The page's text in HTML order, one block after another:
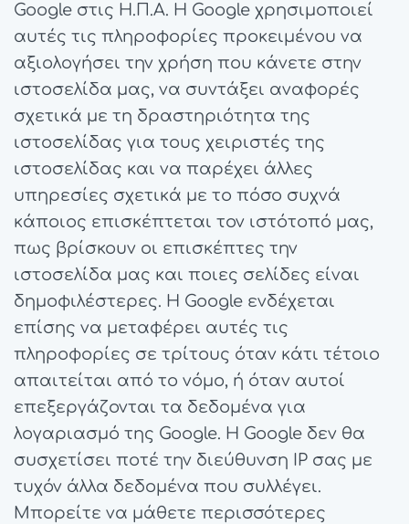
Google στις Η.Π.Α. Η Google χρησιμοποιεί
αυτές τις πληροφορίες προκειμένου να
αξιολογήσει την χρήση που κάνετε στην
ιστοσελίδα μας, να συντάξει αναφορές
σχετικά με τη δραστηριότητα της
ιστοσελίδας για τους χειριστές της
ιστοσελίδας και να παρέχει άλλες
υπηρεσίες σχετικά με το πόσο συχνά
κάποιος επισκέπτεται τον ιστότοπό μας,
πως βρίσκουν οι επισκέπτες την
ιστοσελίδα μας και ποιες σελίδες είναι
δημοφιλέστερες. Η Google ενδέχεται
επίσης να μεταφέρει αυτές τις
πληροφορίες σε τρίτους όταν κάτι τέτοιο
απαιτείται από το νόμο, ή όταν αυτοί
επεξεργάζονται τα δεδομένα για
λογαριασμό της Google. Η Google δεν θα
συσχετίσει ποτέ την διεύθυνση IP σας με
τυχόν άλλα δεδομένα που συλλέγει.
Μπορείτε να μάθετε περισσότερες